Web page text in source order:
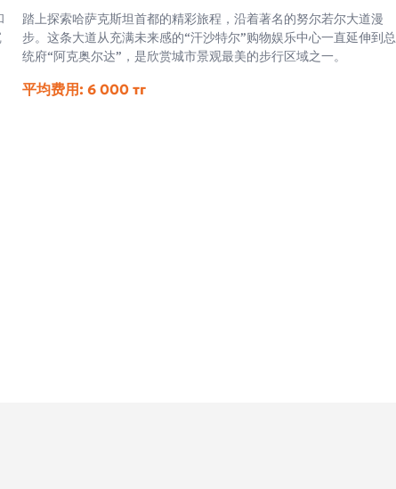
踏上探索哈萨克斯坦首都的精彩旅程，沿着著名的努尔若尔大道漫
步。这条大道从充满未来感的“汗沙特尔”购物娱乐中心一直延伸到总
统府“阿克奥尔达”，是欣赏城市景观最美的步行区域之一。
平均费用: 6 000 тг